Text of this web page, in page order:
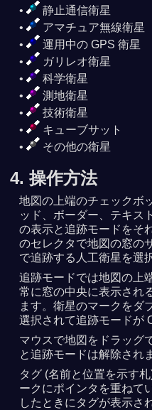
静止通信衛星
アマチュア無線衛星
運用中の GPS 衛星
ガリレオ衛星
科学衛星
測地衛星
技術衛星
キューブサット
その他の衛星
4. 操作方法
地図の上端のチェックボ
ッド、ボーダー、テキス
の表示と追跡モードをそ
のセレクタで地図の窓の
で追跡する人工衛星を選
追跡モードでは地図の上
常に窓の中央に表示され
ます。衛星のマークをダ
選択されて追跡モードが
マウスで地図をドラッグ
と追跡モードは解除され
タグ (名前と位置を示す
ークにポインタを重ねて
したときにタグが表示さ